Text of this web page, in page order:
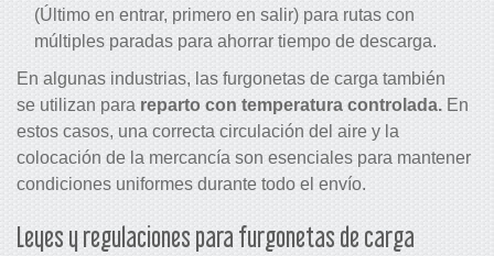
(Último en entrar, primero en salir) para rutas con
múltiples paradas para ahorrar tiempo de descarga.
En algunas industrias, las furgonetas de carga también
se utilizan para reparto con temperatura controlada. En
estos casos, una correcta circulación del aire y la
colocación de la mercancía son esenciales para mantener
condiciones uniformes durante todo el envío.
Leyes y regulaciones para furgonetas de carga